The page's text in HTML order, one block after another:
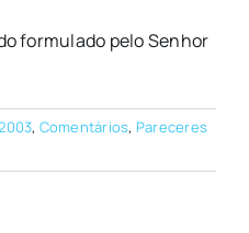
formulado pelo Senhor
, Comentários, Pareceres